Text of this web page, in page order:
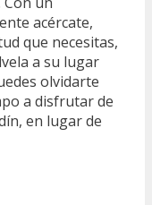
acércate,
que necesitas,
a su lugar
olvidarte
a disfrutar de
en lugar de